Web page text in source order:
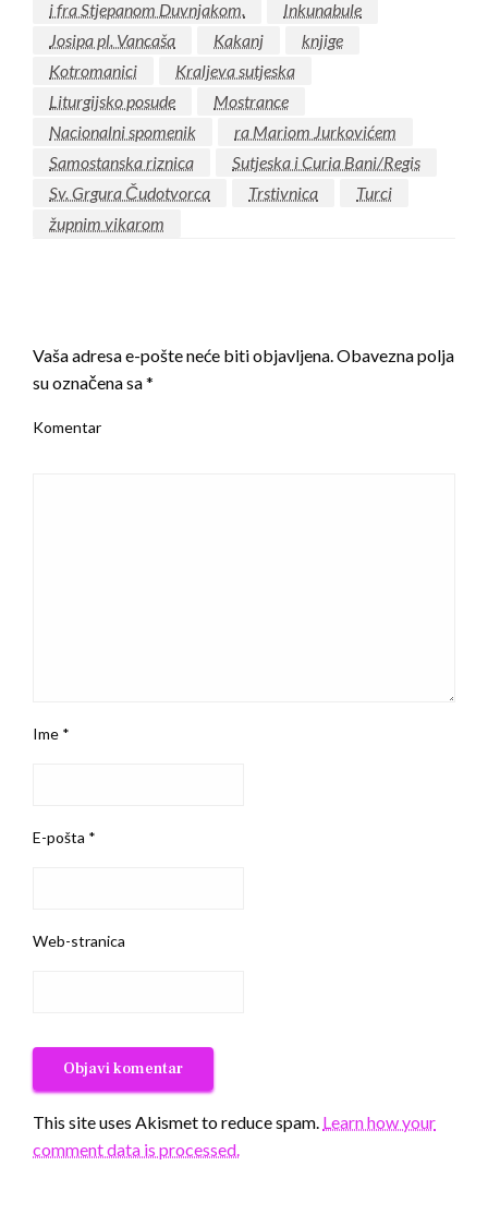
i fra Stjepanom Duvnjakom.
Inkunabule
Josipa pl. Vancaša
Kakanj
knjige
Kotromanici
Kraljeva sutjeska
Liturgijsko posude
Mostrance
Nacionalni spomenik
ra Mariom Jurkovićem
Samostanska riznica
Sutjeska i Curia Bani/Regis
Sv. Grgura Čudotvorca
Trstivnica
Turci
župnim vikarom
Vaša adresa e-pošte neće biti objavljena. Obavezna polja
su označena sa*
Komentar
Ime *
E-pošta *
Web-stranica
This site uses Akismet to reduce spam. Learn how your
comment data is processed.